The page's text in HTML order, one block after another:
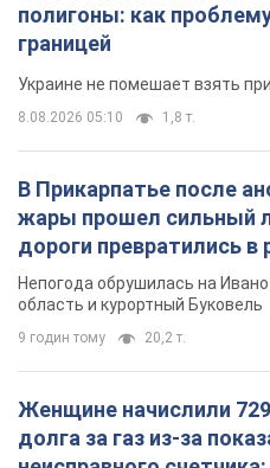
полигоны: как
границей
Украине не помешает взять
8.08.2026 05:10 1,8 т.
В Прикарпатье после
жары прошел сильный
дороги превратились в
Непогода обрушилась на
область и курортный Буковель
9 годин тому 20,2 т.
Женщине начислили
долга за газ из-за